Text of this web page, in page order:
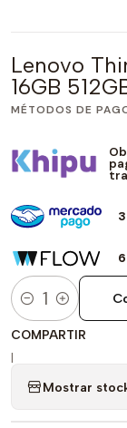
Lenovo
16GB
MÉTODOS DE
3
6
Cantidad
COMPARTIR
|
Mostrar